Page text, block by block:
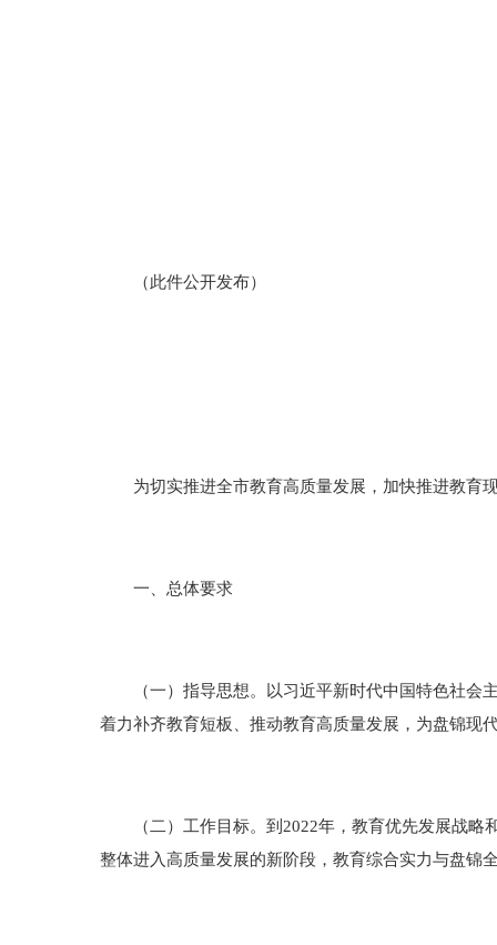
（此件公开发布）
为切实推进全市教育高质量发展，加快推进教育现
一、总体要求
（一）指导思想。以习近平新时代中国特色社会主
着力补齐教育短板、推动教育高质量发展，为盘锦现
（二）工作目标。到2022年，教育优先发展战略
整体进入高质量发展的新阶段，教育综合实力与盘锦